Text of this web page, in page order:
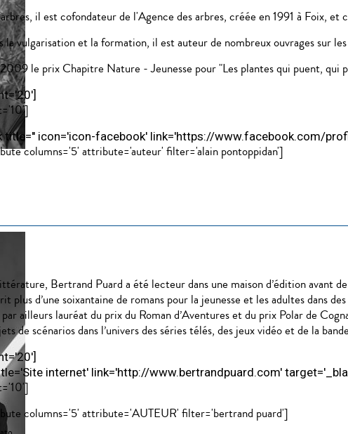
il est cofondateur de l'Agence des arbres, créée en 1991 à Foix, et
la vulgarisation et la formation, il est auteur de nombreux ouvrages sur
le prix Chapitre Nature - Jeunesse pour "Les plantes qui puent,
title='' icon='icon-facebook' link='https://www.facebook.com/
columns='5' attribute='auteur' filter='alain pontoppidan']
Bertrand Puard a été lecteur dans une maison d’édition avant
plus d’une soixantaine de romans pour la jeunesse et les adultes dans
ailleurs lauréat du prix du Roman d’Aventures et du prix Polar de
de scénarios dans l’univers des séries télés, des jeux vidéo et de la
internet' link='http://www.bertrandpuard.com'
columns='5' attribute='AUTEUR' filter='bertrand puard']